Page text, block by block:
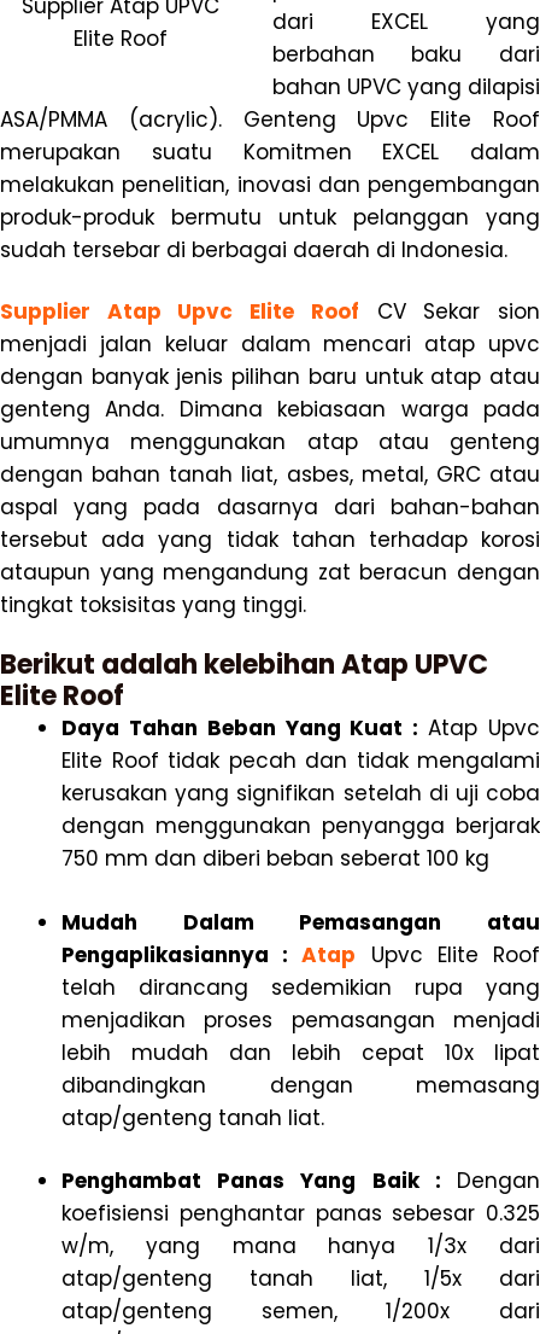
Elite Roof
dari EXCEL yang
berbahan baku dari
bahan UPVC yang dilapisi
ASA/PMMA (acrylic). Genteng Upvc Elite Roof
merupakan suatu Komitmen EXCEL dalam
melakukan penelitian, inovasi dan pengembangan
produk-produk bermutu untuk pelanggan yang
sudah tersebar di berbagai daerah di Indonesia.
Supplier Atap Upvc Elite Roof CV Sekar sion
menjadi jalan keluar dalam mencari atap upvc
dengan banyak jenis pilihan baru untuk atap atau
genteng Anda. Dimana kebiasaan warga pada
umumnya menggunakan atap atau genteng
dengan bahan tanah liat, asbes, metal, GRC atau
aspal yang pada dasarnya dari bahan-bahan
tersebut ada yang tidak tahan terhadap korosi
ataupun yang mengandung zat beracun dengan
tingkat toksisitas yang tinggi.
Berikut adalah kelebihan Atap UPVC
Elite Roof
Daya Tahan Beban Yang Kuat :Atap Upvc
Elite Roof tidak pecah dan tidak mengalami
kerusakan yang signifikan setelah di uji coba
dengan menggunakan penyangga berjarak
750 mm dan diberi beban seberat 100 kg
Mudah Dalam Pemasangan atau
Pengaplikasiannya :Atap Upvc Elite Roof
telah dirancang sedemikian rupa yang
menjadikan proses pemasangan menjadi
lebih mudah dan lebih cepat 10x lipat
dibandingkan dengan memasang
atap/genteng tanah liat.
Penghambat Panas Yang Baik : Dengan
koefisiensi penghantar panas sebesar 0.325
w/m, yang mana hanya 1/3x dari
atap/genteng tanah liat, 1/5x dari
atap/genteng semen, 1/200x dari